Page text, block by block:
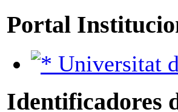
Portal
Universitat
Identificadores